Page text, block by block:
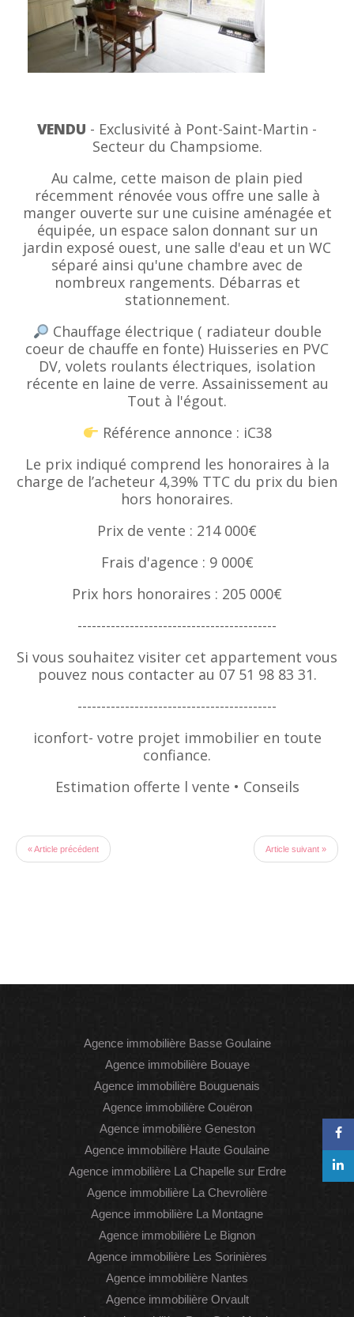
VENDU - Exclusivité à Pont-Saint-Martin -
Secteur du Champsiome.
Au calme, cette maison de plain pied
récemment rénovée vous offre une salle à
manger ouverte sur une cuisine aménagée et
équipée, un espace salon donnant sur un
jardin exposé ouest, une salle d'eau et un WC
séparé ainsi qu'une chambre avec de
nombreux rangements. Débarras et
stationnement.
Chauffage électrique ( radiateur double
coeur de chauffe en fonte) Huisseries en PVC
DV, volets roulants électriques, isolation
récente en laine de verre. Assainissement au
Tout à l'égout.
Référence annonce : iC38
Le prix indiqué comprend les honoraires à la
charge de l’acheteur 4,39% TTC du prix du bien
hors honoraires.
Prix de vente : 214 000€
Frais d'agence : 9 000€
Prix hors honoraires : 205 000€
------------------------------------------
Si vous souhaitez visiter cet appartement vous
pouvez nous contacter au 07 51 98 83 31.
------------------------------------------
iconfort- votre projet immobilier en toute
confiance.
Estimation offerte l vente • Conseils
« Article précédent Article suivant »
Agence immobilière Basse Goulaine
Agence immobilière Bouaye
Agence immobilière Bouguenais
Agence immobilière Couëron
Agence immobilière Geneston
Agence immobilière Haute Goulaine
Agence immobilière La Chapelle sur Erdre
Agence immobilière La Chevrolière
Agence immobilière La Montagne
Agence immobilière Le Bignon
Agence immobilière Les Sorinières
Agence immobilière Nantes
Agence immobilière Orvault